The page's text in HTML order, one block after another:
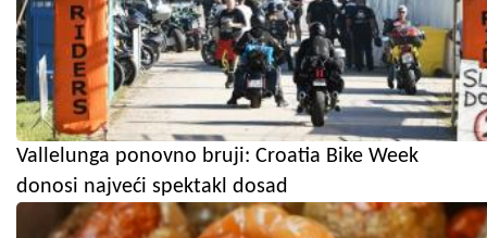
Vallelunga ponovno bruji: Croatia Bike Week
donosi najveći spektakl dosad